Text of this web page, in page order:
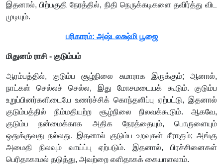
இதனால், பிற்பகுதி நேரத்தில், நிதி நெருக்கடிகளை தவிர்த்து விட
முடியும்.
பரிகாரம்: அஷ்டலக்ஷ்மி பூஜை
மிதுனம் ராசி - குடும்பம்
ஆரம்பத்தில், குடும்ப சூழ்நிலை சுமாராக இருக்கும்; ஆனால்,
நாட்கள் செல்லச் செல்ல, இது மோசமடையக் கூடும். குடும்ப
உறுப்பினர்களிடையே உணர்ச்சிக் கொந்தளிப்பு ஏற்பட்டு, இதனால்
குடும்பத்தில் நிம்மதியற்ற சூழ்நிலை நிலவக்கூடும். ஆகவே,
குடும்ப நன்மைக்காக அதிக நேரத்தையும், பொருளையும்
ஒதுக்குவது நல்லது. இதனால் குடும்ப உறவுகள் சீராகும்; அங்கு
அமைதி நிலவும் வாய்ப்பு ஏற்படும். இதனால், பிரச்சினைகள்
பெரிதாகாமல் தடுத்து, அவற்றை எளிதாகக் கையாளலாம்.